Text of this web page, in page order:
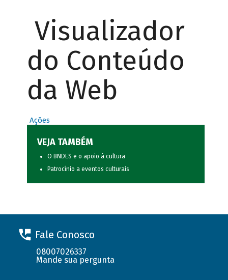
Visualizador
do Conteúdo
da Web
Ações
VEJA TAMBÉM
O BNDES e o apoio à cultura
Patrocínio a eventos culturais
Fale Conosco
08007026337
Mande sua pergunta